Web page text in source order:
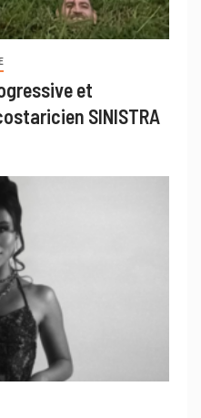
et
SINISTRA